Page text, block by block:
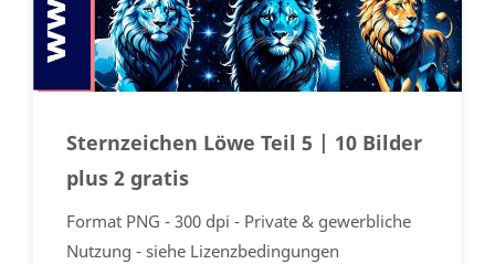
Sternzeichen Löwe Teil 5 | 10 Bilder
plus 2 gratis
Format PNG - 300 dpi - Private & gewerbliche
Nutzung - siehe Lizenzbedingungen